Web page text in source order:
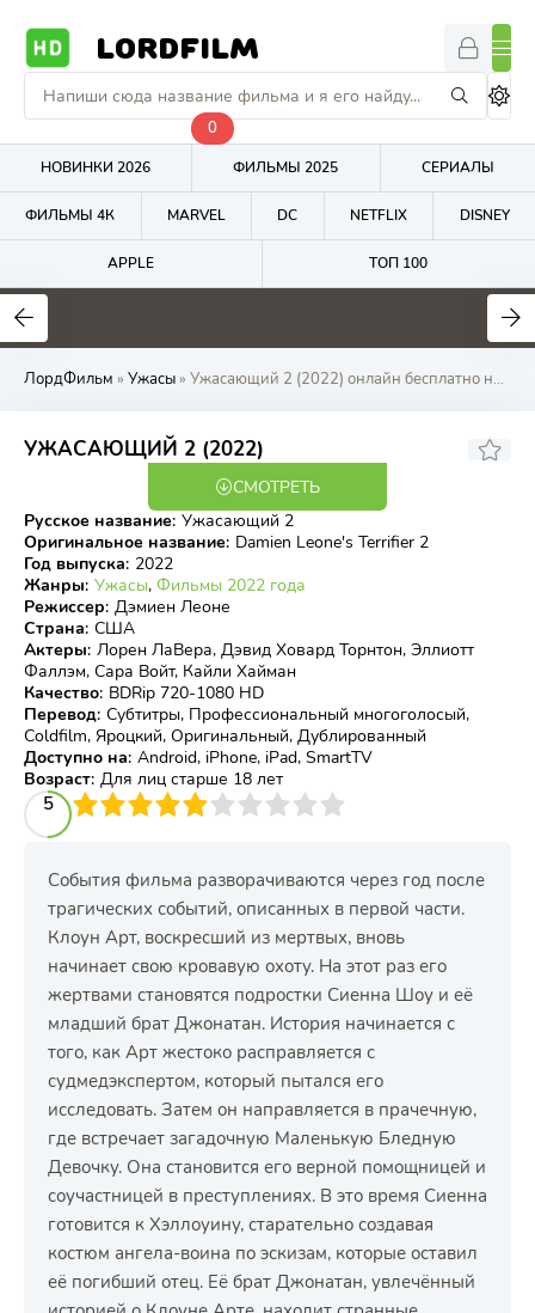
LORDFILM
НОВИНКИ 2026
0
ФИЛЬМЫ 2025 СЕРИАЛЫ
ФИЛЬМЫ 4К MARVEL DC NETFLIX DISNEY
APPLE ТОП 100
5.8
ЛордФильм » Ужасы» Ужасающий 2 (2022) онлайн бесплатно на LordFilm
УЖАСАЮЩИЙ 2 (2022)
6.29
СМОТРЕТЬ
Русское название: Ужасающий 2
Оригинальное название: Damien Leone's Terrifier 2
Год выпуска: 2022
Жанры: Ужасы, Фильмы 2022 года
Режиссер: Дэмиен Леоне
Страна: США
Актеры: Лорен ЛаВера, Дэвид Ховард Торнтон, Эллиотт
Фаллэм, Сара Войт, Кайли Хайман
Качество: BDRip 720-1080 HD
Перевод: Субтитры, Профессиональный многоголосый,
Coldfilm, Яроцкий, Оригинальный, Дублированный
Доступно на: Android, iPhone, iPad, SmartTV
Возраст: Для лиц старше 18 лет
5
4 5 6 7 8 9 10
События фильма разворачиваются через год после
трагических событий, описанных в первой части.
Клоун Арт, воскресший из мертвых, вновь
начинает свою кровавую охоту. На этот раз его
жертвами становятся подростки Сиенна Шоу и её
младший брат Джонатан. История начинается с
того, как Арт жестоко расправляется с
судмедэкспертом, который пытался его
исследовать. Затем он направляется в прачечную,
где встречает загадочную Маленькую Бледную
Девочку. Она становится его верной помощницей и
соучастницей в преступлениях. В это время Сиенна
готовится к Хэллоуину, старательно создавая
костюм ангела-воина по эскизам, которые оставил
её погибший отец. Её брат Джонатан, увлечённый